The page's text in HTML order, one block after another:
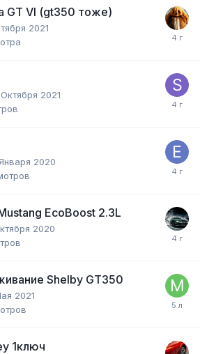
GT VI (gt350 тоже)
2021
2021
2020
EcoBoost 2.3L
2020
Shelby GT350
2021
1ключ